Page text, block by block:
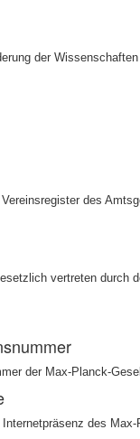
der Wissenschaften
des
vertreten durch
der Max-Planck-
des